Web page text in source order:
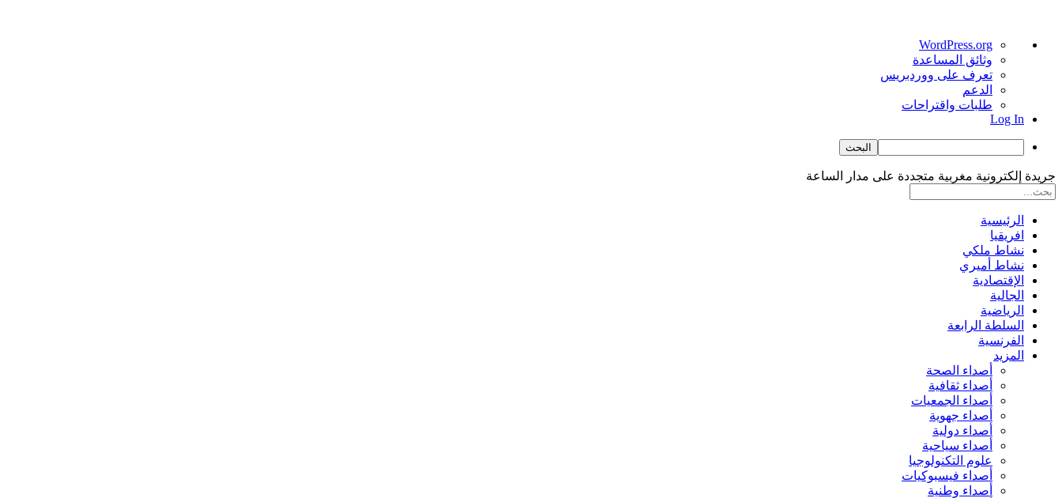
نبذة
ووردبريس
WordPress.org
وثائق المساعدة
تعرف على ووردبريس
الدعم
طلبات واقتراحات
Log In
البحث
جريدة إلكترونية مغربية متجددة على مدار الساعة
الرئيسية
افريقيا
نشاط ملكي
نشاط أميري
الإقتصادية
الجالية
الرياضية
السلطة الرابعة
الفرنسية
المزيد
أصداء الصحة
أصداء ثقافية
أصداء الجمعيات
أصداء جهوية
أصداء دولية
أصداء سياحية
علوم التكنولوجيا
أصداء فيسبوكيات
أصداء وطنية